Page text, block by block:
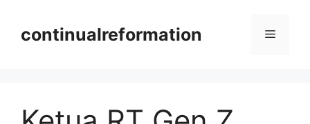
continualreformation Menu